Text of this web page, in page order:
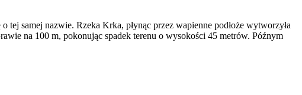
samej nazwie. Rzeka Krka, płynąc przez wapienne podłoże wytworzyła
na 100 m, pokonując spadek terenu o wysokości 45 metrów. Późnym